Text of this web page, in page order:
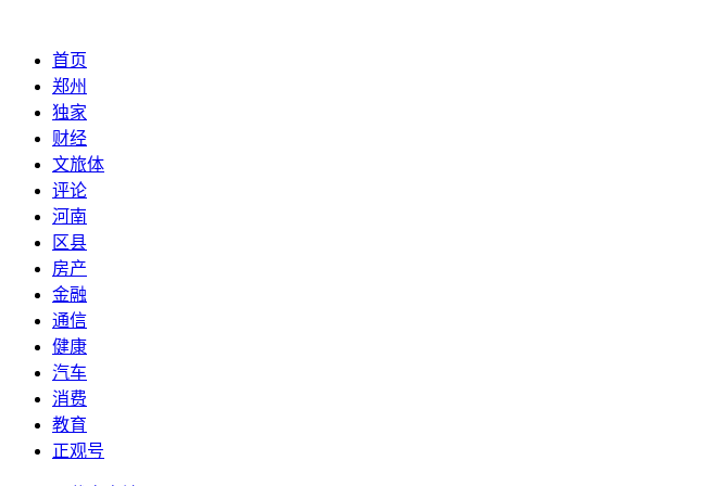
首页
郑州
独家
财经
文旅体
评论
河南
区县
房产
金融
通信
健康
汽车
消费
教育
正观号